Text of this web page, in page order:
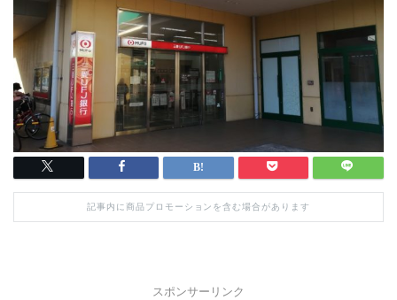
記事内に商品プロモーションを含む場合があります
スポンサーリンク